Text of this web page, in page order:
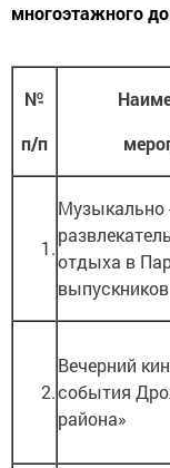
многоэтажного
№
п/п
1.
Музыкально
отдыха в
выпускников
2.
Вечерний
события
района»